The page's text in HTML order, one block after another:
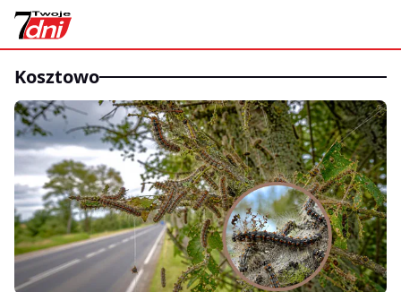
kosztowo